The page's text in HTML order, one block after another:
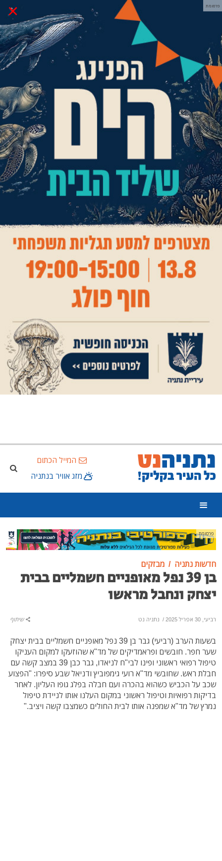
× פרסומת
המייל הכתום
מזג אוויר בנתניה
פרסומת
חדשות נתניה מבזקים
בן 39 נפל מאופניים חשמליים בבית
יצחק ונחבל מראשו
רביעי, 30 אפריל 2025 / נתניה נט שיתוף
בשעות הערב (רביעי) גבר בן 39 נפל מאופניים חשמליים בבית יצחק
שער חפר. חובשים ופראמדיקים של מד"א שהוזעקו למקום העניקו
טיפול רפואי ראשוני ופינו לבי"ח לניאדו, גבר כבן 39 במצב קשה עם
חבלת ראש. שחובשי מד"א רועי גימפוביץ ודניאל שבע סיפרו: "הפצוע
שכב על הכביש כשהוא בהכרה ועם חבלה בפלג גופו העליון. לאחר
בדיקות רפואיות וטיפול ראשוני במקום העלנו אותו לניידת טיפול
נמרץ של מד"א שמפנה אותו לבית החולים כשמצבו קשה ויציב."